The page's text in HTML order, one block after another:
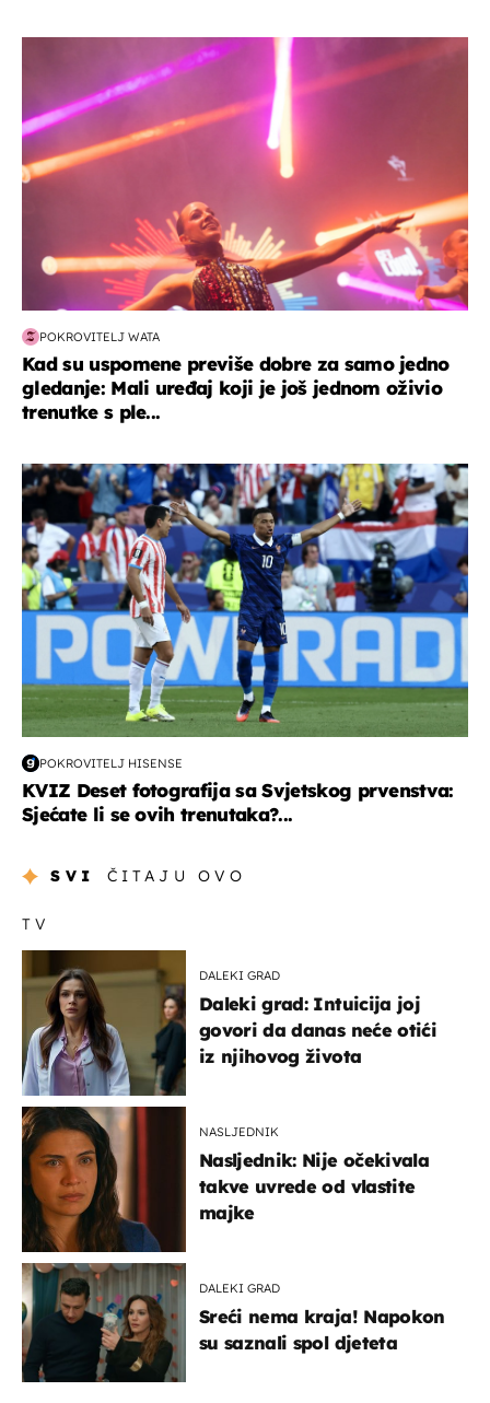
POKROVITELJ WATA
Kad su uspomene previše dobre za samo jedno
gledanje: Mali uređaj koji je još jednom oživio
trenutke s ple...
svjetsko prvenstvo 2026
POKROVITELJ HISENSE
KVIZ Deset fotografija sa Svjetskog prvenstva:
Sjećate li se ovih trenutaka?...
SVI ČITAJU OVO
TV
DALEKI GRAD
Daleki grad: Intuicija joj
govori da danas neće otići
iz njihovog života
NASLJEDNIK
Nasljednik: Nije očekivala
takve uvrede od vlastite
majke
DALEKI GRAD
Sreći nema kraja! Napokon
su saznali spol djeteta